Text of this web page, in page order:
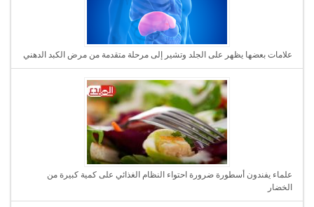
علامات بعضها يظهر على الجلد وتشير إلى مرحلة متقدمة من مرض الكبد الدهني
علماء يفندون أسطورة ضرورة احتواء النظام الغذائي على كمية كبيرة من
الخضار